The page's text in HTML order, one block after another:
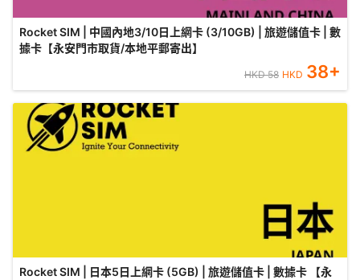
Rocket SIM | 中國內地3/10日上網卡 (3/10GB) | 旅遊儲值卡 | 數
據卡【永安門市取貨/本地平郵寄出】
HKD58 HKD 38+
Rocket SIM | 日本5日上網卡 (5GB) | 旅遊儲值卡 | 數據卡 【永